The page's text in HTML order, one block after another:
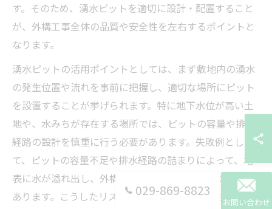
す。そのため、湧水ピットを適切に設計・配置すること
が、外構工事全体の品質や安全性を左右するポイントと
なります。
湧水ピットの活用ポイントとしては、まず敷地内の湧水
の発生位置や流れを事前に把握し、適切な場所にピット
を設置することが挙げられます。特に地下水位が高い土
地や、水みちが存在する場所では、ピットの容量や排水
経路の設計を慎重に行う必要があります。失敗例とし
て、ピットの容量不足や排水経路の詰まりによって、地
表に水が溢れ出し、外構や建物に被害が及んだケースも
あります。こうしたリスクを未然に防ぐためにも、専門
029-869-8823
お問い合わせ